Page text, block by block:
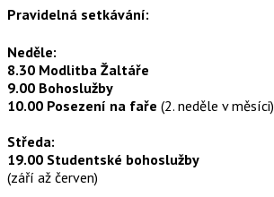
Pravidelná setkávání:
Neděle:
8.30 Modlitba Žaltáře
9.00 Bohoslužby
10.00 Posezení na faře (2. neděle v měsíci)
Středa:
19.00 Studentské bohoslužby
(září až červen)